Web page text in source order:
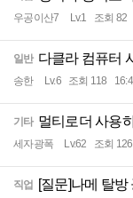
우공이산7 Lv.1 조회 82
일반 다클라 컴퓨터
송한 Lv.6 조회 118
기타 멀티로더 사용
세자광폭 Lv.62 조회 126
직업 [질문]나메 탈